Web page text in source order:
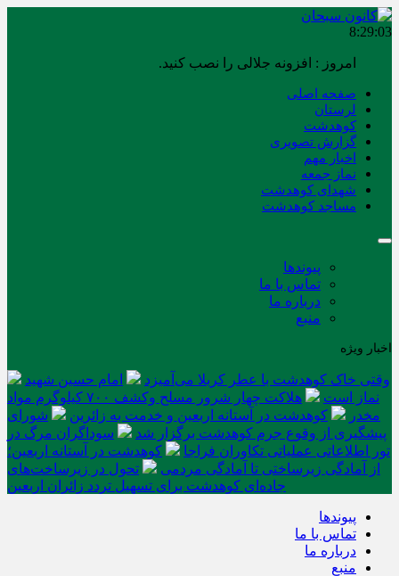
8:29:03
امروز : افزونه جلالی را نصب کنید.
صفحه اصلی
لرستان
کوهدشت
گزارش تصویری
اخبار مهم
نماز جمعه
شهدای کوهدشت
مساجد کوهدشت
پیوندها
تماس با ما
درباره ما
منبع
اخبار ویژه
وقتی خاک کوهدشت با عطر کربلا می‌آمیزد
امام حسین شهید
نماز است
هلاکت چهار شرور مسلح وکشف ۷۰۰ کیلوگرم مواد
مخدر
کوهدشت در آستانه اربعین و خدمت‌ به زائرین
شورای
پیشگیری از وقوع جرم کوهدشت برگزار شد
سوداگران مرگ در
تور اطلاعاتی عملیاتی تکاوران فراجا
کوهدشت در آستانه اربعین؛
از آمادگی زیرساختی تا آمادگی مردمی
تحول در زیرساخت‌های
جاده‌ای کوهدشت برای تسهیل تردد زائران اربعین
پیوندها
تماس با ما
درباره ما
منبع